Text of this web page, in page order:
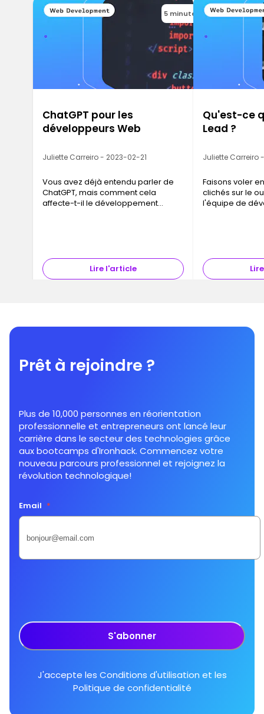
5 minutes
ChatGPT pour les
développeurs Web
Juliette Carreiro - 2023-02-21
Vous avez déjà entendu parler de
ChatGPT, mais comment cela
affecte-t-il le développement
Lire l'article
Qu'est-ce
Lead ?
Juliette Carreiro
Faisons voler
clichés sur le
l'équipe de
Prêt à rejoindre ?
Plus de 10,000 personnes en réorientation
professionnelle et entrepreneurs ont lancé leur
carrière dans le secteur des technologies grâce
aux bootcamps d'Ironhack. Commencez votre
nouveau parcours professionnel et rejoignez la
révolution technologique!
Email *
S'abonner
J'accepte les Conditions d'utilisation et les
Politique de confidentialité